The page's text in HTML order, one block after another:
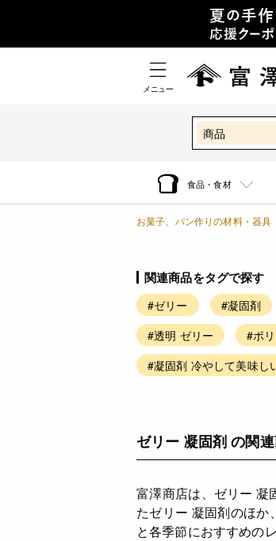
メニュー
商品
食品・食材
お菓子、パン作りの材料・器具
関連商品をタグで探す
#ゼリー #凝固剤
#透明 ゼリー
#ポ
#凝固剤 冷やして美味し
ゼリー 凝固剤 の関
富澤商店は、ゼリー 凝
たゼリー 凝固剤のほ
と各季節におすすめの